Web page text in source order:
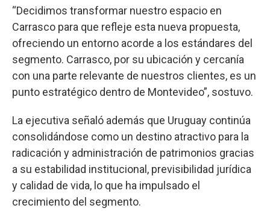
“Decidimos transformar nuestro espacio en
Carrasco para que refleje esta nueva propuesta,
ofreciendo un entorno acorde a los estándares del
segmento. Carrasco, por su ubicación y cercanía
con una parte relevante de nuestros clientes, es un
punto estratégico dentro de Montevideo”, sostuvo.
La ejecutiva señaló además que Uruguay continúa
consolidándose como un destino atractivo para la
radicación y administración de patrimonios gracias
a su estabilidad institucional, previsibilidad jurídica
y calidad de vida, lo que ha impulsado el
crecimiento del segmento.